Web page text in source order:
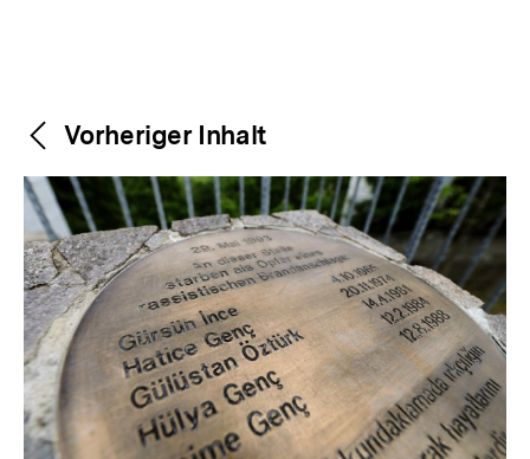
Weitere
Inhalte
Content-
Navigation
Vorheriger Inhalt